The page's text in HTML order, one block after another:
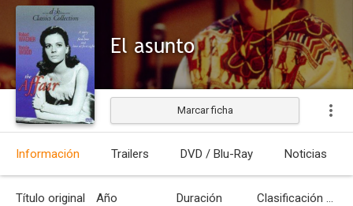
El asunto
Estrenada
Marcar ficha
Información Trailers DVD / Blu-Ray Noticias
Título original Año Duración Clasificación por edades